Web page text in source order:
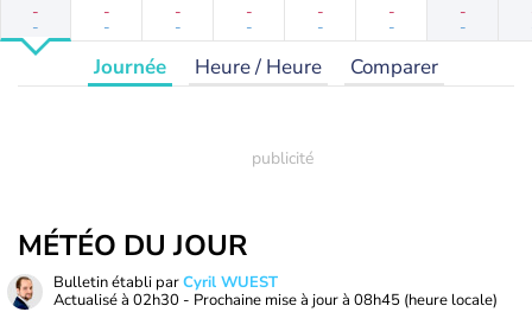
-
-
-
-
-
-
-
-
-
-
-
-
-
-
Journée Heure / Heure Comparer
MÉTÉO DU JOUR
Bulletin établi parCyril WUEST
Actualisé à 02h30 - Prochaine mise à jour à 08h45 (heure locale)